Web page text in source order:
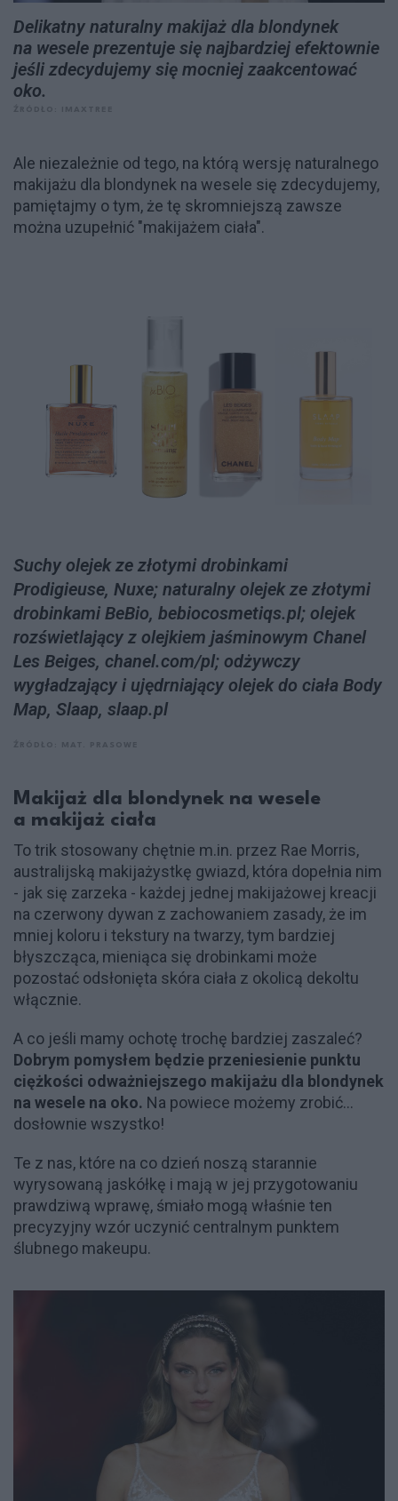
Delikatny naturalny makijaż dla blondynek
na wesele prezentuje się najbardziej efektownie
jeśli zdecydujemy się mocniej zaakcentować
oko.
Ale niezależnie od tego, na którą wersję naturalnego
makijażu dla blondynek na wesele się zdecydujemy,
pamiętajmy o tym, że tę skromniejszą zawsze
można uzupełnić "makijażem ciała".
Suchy olejek ze złotymi drobinkami
Prodigieuse, Nuxe; naturalny olejek ze złotymi
drobinkami BeBio, bebiocosmetiqs.pl; olejek
rozświetlający z olejkiem jaśminowym Chanel
Les Beiges, chanel.com/pl; odżywczy
wygładzający i ujędrniający olejek do ciała Body
Map, Slaap, slaap.pl
Makijaż dla blondynek na wesele
a makijaż ciała
To trik stosowany chętnie m.in. przez Rae Morris,
australijską makijażystkę gwiazd, która dopełnia nim
- jak się zarzeka - każdej jednej makijażowej kreacji
na czerwony dywan z zachowaniem zasady, że im
mniej koloru i tekstury na twarzy, tym bardziej
błyszcząca, mieniąca się drobinkami może
pozostać odsłonięta skóra ciała z okolicą dekoltu
włącznie.
A co jeśli mamy ochotę trochę bardziej zaszaleć?
Dobrym pomysłem będzie przeniesienie punktu
ciężkości odważniejszego makijażu dla blondynek
na wesele na oko. Na powiece możemy zrobić…
dosłownie wszystko!
Te z nas, które na co dzień noszą starannie
wyrysowaną jaskółkę i mają w jej przygotowaniu
prawdziwą wprawę, śmiało mogą właśnie ten
precyzyjny wzór uczynić centralnym punktem
ślubnego makeupu.